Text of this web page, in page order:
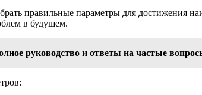
правильные параметры для достижения
в будущем.
руководство и ответы на частые